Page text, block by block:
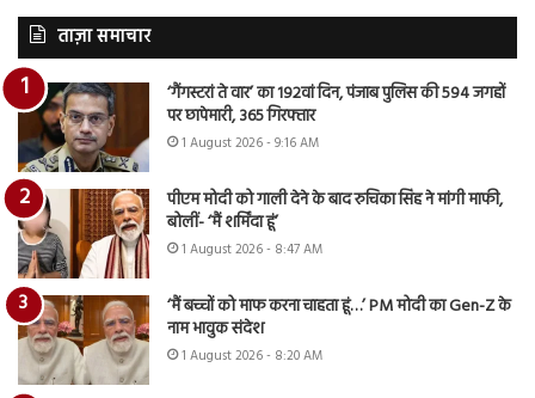
ताज़ा समाचार
‘गैंगस्टरां ते वार’ का 192वां दिन, पंजाब पुलिस की 594 जगहों
पर छापेमारी, 365 गिरफ्तार
1 August 2026 - 9:16 AM
पीएम मोदी को गाली देने के बाद रुचिका सिंह ने मांगी माफी,
बोलीं- ‘मैं शर्मिंदा हूं’
1 August 2026 - 8:47 AM
‘मैं बच्चों को माफ करना चाहता हूं…’ PM मोदी का Gen-Z के
नाम भावुक संदेश
1 August 2026 - 8:20 AM